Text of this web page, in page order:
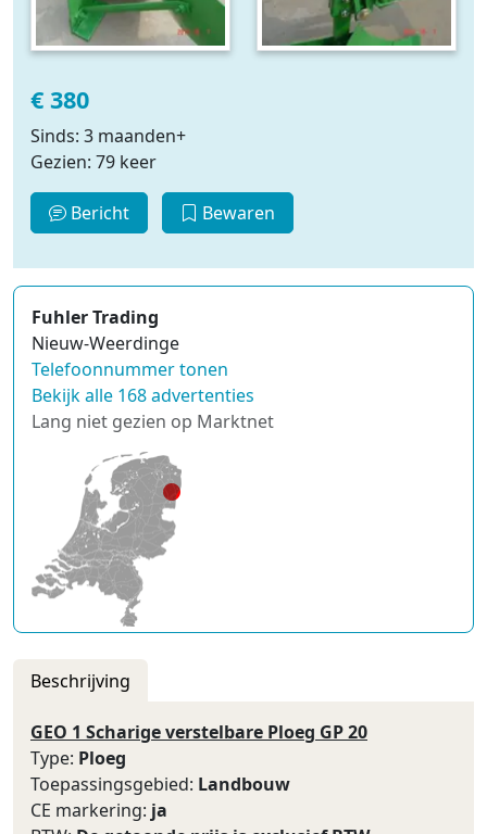
€ 380
Sinds: 3 maanden+
Gezien: 79 keer
Bericht Bewaren
Fuhler Trading
Nieuw-Weerdinge
Telefoonnummer tonen
Bekijk alle 168 advertenties
Lang niet gezien op Marktnet
Beschrijving
GEO 1 Scharige verstelbare Ploeg GP 20
Type: Ploeg
Toepassingsgebied: Landbouw
CE markering: ja